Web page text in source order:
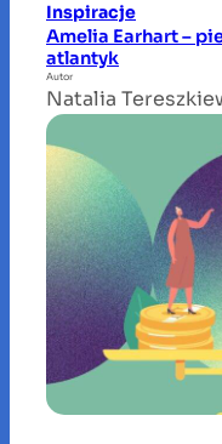
Inspiracje
Amelia Earhart –
atlantyk
Autor
Natalia